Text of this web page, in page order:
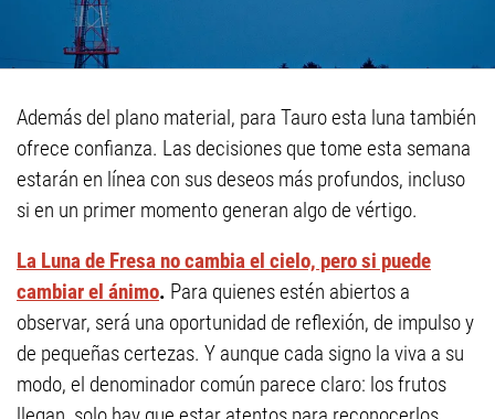
Además del plano material, para Tauro esta luna también
ofrece confianza. Las decisiones que tome esta semana
estarán en línea con sus deseos más profundos, incluso
si en un primer momento generan algo de vértigo.
La Luna de Fresa no cambia el cielo, pero si puede
cambiar el ánimo. Para quienes estén abiertos a
observar, será una oportunidad de reflexión, de impulso y
de pequeñas certezas. Y aunque cada signo la viva a su
modo, el denominador común parece claro: los frutos